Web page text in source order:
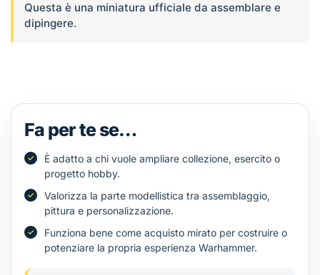
Questa è una miniatura ufficiale da assemblare e
dipingere.
Fa per te se…
È adatto a chi vuole ampliare collezione, esercito o
progetto hobby.
Valorizza la parte modellistica tra assemblaggio,
pittura e personalizzazione.
Funziona bene come acquisto mirato per costruire o
potenziare la propria esperienza Warhammer.